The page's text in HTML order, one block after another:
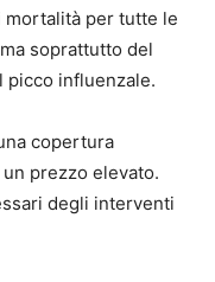
mortalità per tutte le
soprattutto del
picco influenzale.
copertura
prezzo elevato.
degli interventi